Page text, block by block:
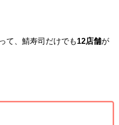
て、鯖寿司だけでも12店舗が